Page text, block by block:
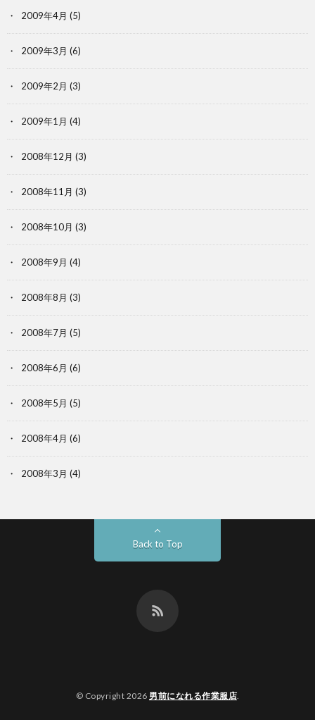
2009年4月 (5)
2009年3月 (6)
2009年2月 (3)
2009年1月 (4)
2008年12月 (3)
2008年11月 (3)
2008年10月 (3)
2008年9月 (4)
2008年8月 (3)
2008年7月 (5)
2008年6月 (6)
2008年5月 (5)
2008年4月 (6)
2008年3月 (4)
Back to Top
© Copyright 2026 男前になれる作業服店